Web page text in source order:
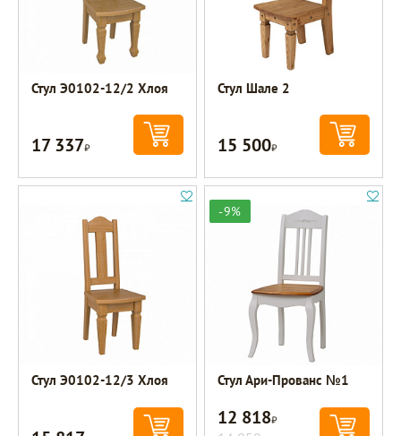
Стул Э0102-12/2 Хлоя
17 337Р
Стул Шале 2
15 500Р
Стул Э0102-12/3 Хлоя
-9%
Стул Ари-Прованс №1
12 818Р